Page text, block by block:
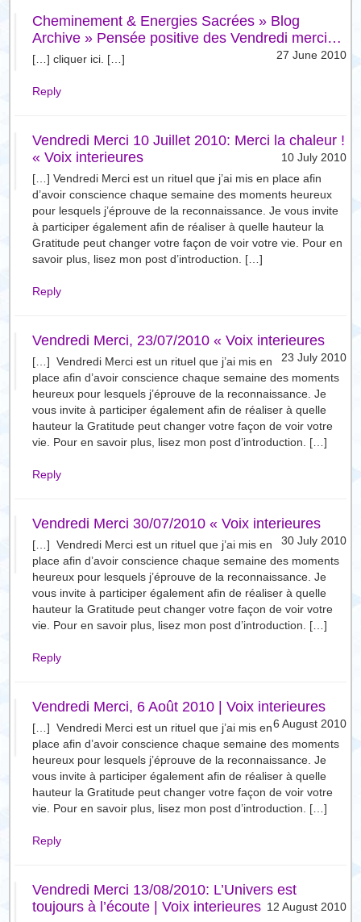
Cheminement & Energies Sacrées » Blog
Archive » Pensée positive des Vendredi merci…
27 June 2010
[…] cliquer ici. […]
Reply
Vendredi Merci 10 Juillet 2010: Merci la chaleur !
« Voix interieures
10 July 2010
[…] Vendredi Merci est un rituel que j’ai mis en place afin
d’avoir conscience chaque semaine des moments heureux
pour lesquels j’éprouve de la reconnaissance. Je vous invite
à participer également afin de réaliser à quelle hauteur la
Gratitude peut changer votre façon de voir votre vie. Pour en
savoir plus, lisez mon post d’introduction. […]
Reply
Vendredi Merci, 23/07/2010 « Voix interieures
23 July 2010
[…] Vendredi Merci est un rituel que j’ai mis en
place afin d’avoir conscience chaque semaine des moments
heureux pour lesquels j’éprouve de la reconnaissance. Je
vous invite à participer également afin de réaliser à quelle
hauteur la Gratitude peut changer votre façon de voir votre
vie. Pour en savoir plus, lisez mon post d’introduction. […]
Reply
Vendredi Merci 30/07/2010 « Voix interieures
30 July 2010
[…] Vendredi Merci est un rituel que j’ai mis en
place afin d’avoir conscience chaque semaine des moments
heureux pour lesquels j’éprouve de la reconnaissance. Je
vous invite à participer également afin de réaliser à quelle
hauteur la Gratitude peut changer votre façon de voir votre
vie. Pour en savoir plus, lisez mon post d’introduction. […]
Reply
Vendredi Merci, 6 Août 2010 | Voix interieures
6 August 2010
[…] Vendredi Merci est un rituel que j’ai mis en
place afin d’avoir conscience chaque semaine des moments
heureux pour lesquels j’éprouve de la reconnaissance. Je
vous invite à participer également afin de réaliser à quelle
hauteur la Gratitude peut changer votre façon de voir votre
vie. Pour en savoir plus, lisez mon post d’introduction. […]
Reply
Vendredi Merci 13/08/2010: L’Univers est
toujours à l’écoute | Voix interieures 12 August 2010